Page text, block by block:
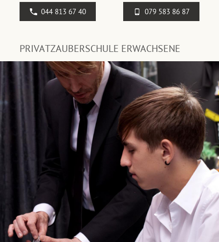
044 813 67 40 079 583 86 87
PRIVATZAUBERSCHULE ERWACHSENE